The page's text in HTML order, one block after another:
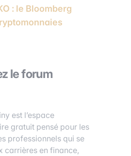
: le Bloomberg
le forum
est l’espace
gratuit pensé pour les
professionnels qui se
carrières en finance,